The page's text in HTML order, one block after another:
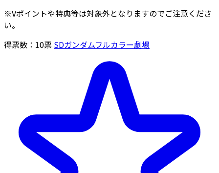
※Vポイントや特典等は対象外となりますのでご注意くださ
い。
得票数： 10票 SDガンダムフルカラー劇場